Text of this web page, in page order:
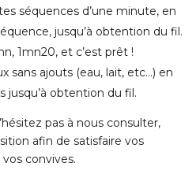
séquences d’une minute, en
jusqu’à obtention du fil.
1mn20, et c’est prêt !
sans ajouts (eau, lait, etc…) en
obtention du fil.
pas à nous consulter,
afin de satisfaire vos
convives.